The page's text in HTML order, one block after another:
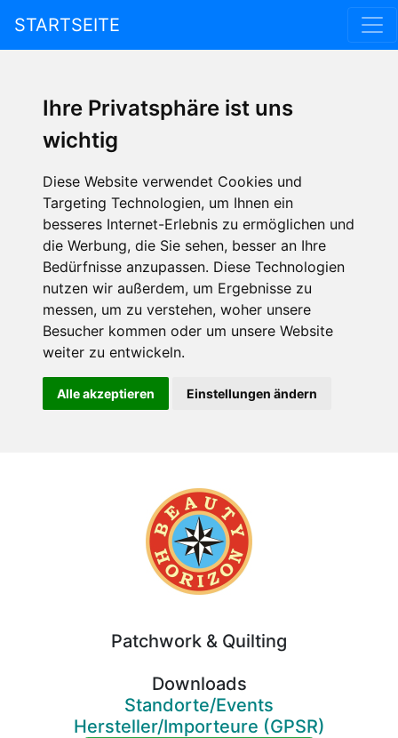
Ihre Privatsphäre ist uns
wichtig
Diese Website verwendet Cookies und
Targeting Technologien, um Ihnen ein
besseres Internet-Erlebnis zu ermöglichen und
die Werbung, die Sie sehen, besser an Ihre
Bedürfnisse anzupassen. Diese Technologien
nutzen wir außerdem, um Ergebnisse zu
messen, um zu verstehen, woher unsere
Besucher kommen oder um unsere Website
weiter zu entwickeln.
Alle akzeptieren Einstellungen ändern
STARTSEITE
Patchwork & Quilting
Downloads
Standorte/Events
Hersteller/Importeure (GPSR)